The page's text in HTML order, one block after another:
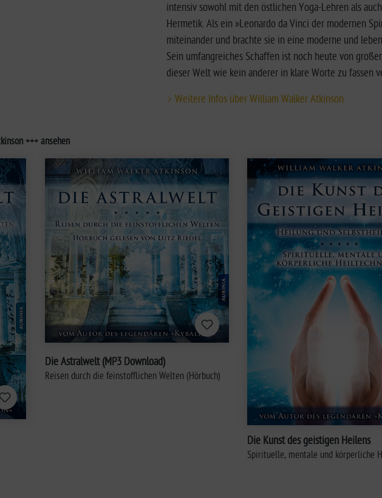
intensiv sowohl mit den östlichen Yoga-Lehren als
Hermetik. Als ein »Leonardo da Vinci der modernen
miteinander und brachte sie in eine moderne und
Sein umfangreiches Schaffen ist noch heute von
dieser Welt wie kein anderer in klare Worte zu fassen
Weitere Infos über William Walker Atkinson
+++ ansehen
Die Astralwelt (MP3 Download)
Reisen durch die feinstofflichen Welten (Hörbuch)
Die Kunst des geistigen Heilens
Spirituelle, mentale und körperliche